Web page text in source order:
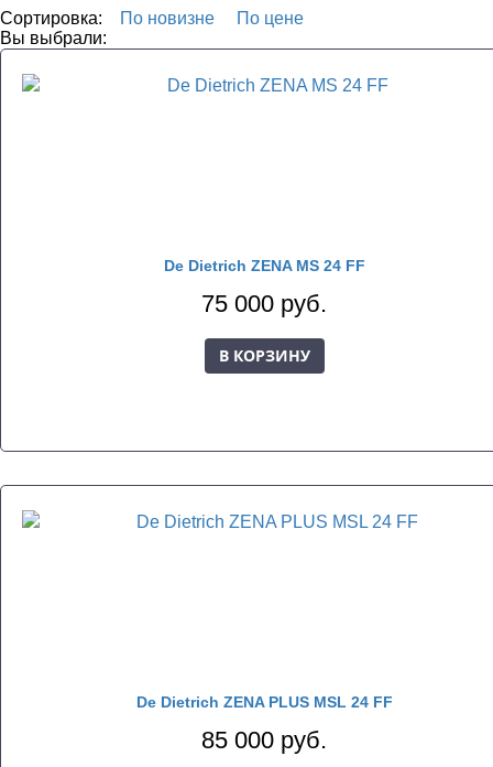
Сортировка: По новизне
По цене
Вы выбрали:
De Dietrich ZENA MS 24 FF
75 000 руб.
В КОРЗИНУ
De Dietrich ZENA PLUS MSL 24 FF
85 000 руб.